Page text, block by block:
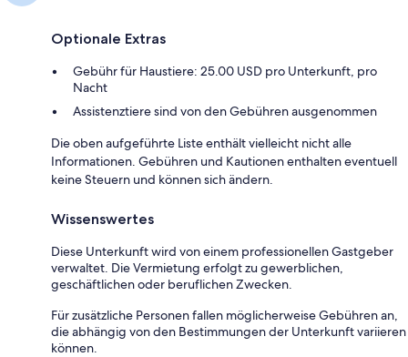
Optionale Extras
Gebühr für Haustiere: 25.00 USD pro Unterkunft, pro
Nacht
Assistenztiere sind von den Gebühren ausgenommen
Die oben aufgeführte Liste enthält vielleicht nicht alle
Informationen. Gebühren und Kautionen enthalten eventuell
keine Steuern und können sich ändern.
Wissenswertes
Diese Unterkunft wird von einem professionellen Gastgeber
verwaltet. Die Vermietung erfolgt zu gewerblichen,
geschäftlichen oder beruflichen Zwecken.
Für zusätzliche Personen fallen möglicherweise Gebühren an,
die abhängig von den Bestimmungen der Unterkunft variieren
können.